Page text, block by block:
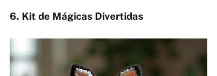
6. Kit de Mágicas Divertidas